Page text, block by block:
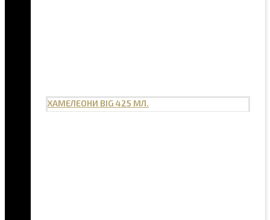
ХАМЕЛЕОНИ BIG 425 МЛ.